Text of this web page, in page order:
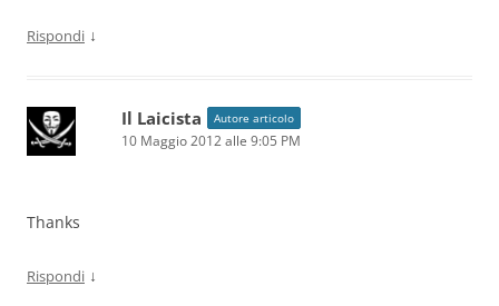
Rispondi ↓
Il Laicista Autore articolo
10 Maggio 2012 alle 9:05 PM
Thanks
Rispondi ↓